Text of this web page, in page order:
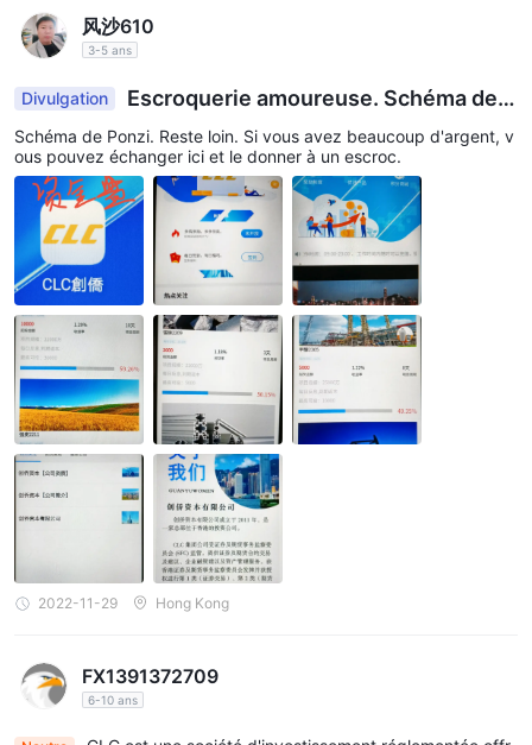
téléphone au (852) 3153 1128. De plus, ils fournissent une
assistance par e-mail à cs@clchk.com. Ces options de contact
permettent aux clients d'accéder à une assistance, de
toute préoccupation liée au trading.
Conclusion
En conclusion, CLC Securities Limited offre le potentiel
d'opportunités d'investissement de haute qualité grâce à son
approche disciplinée, à ses recherches approfondies et à une
gamme de stratégies diversifiées. L'approche axée sur le client
de l'entreprise, la supervision réglementaire de la SFC de Hong
Kong et les solides canaux de support client sont des
avantages évidents.
Cependant, le manque d'informations spécifiques sur des
aspects essentiels tels que les dépôts minimums, l'effet de
levier maximum, les spreads, les actifs négociables, les types
de compte, les comptes de démonstration, les méthodes de
dépôt et de retrait, ainsi que les ressources éducatives, pourrait
être considéré comme un inconvénient, car cela pourrait
FAQs
Q: Comment souscrire des actions IPO ?
风沙610
3-5 ans
Divulgation
Escroquerie amoureuse. Schéma de P
onzi. Remaniement financier
Schéma de Ponzi. Reste loin. Si vous avez beaucoup d'argent, v
ous pouvez échanger ici et le donner à un escroc.
2022-11-29 Hong Kong
FX1391372709
6-10 ans